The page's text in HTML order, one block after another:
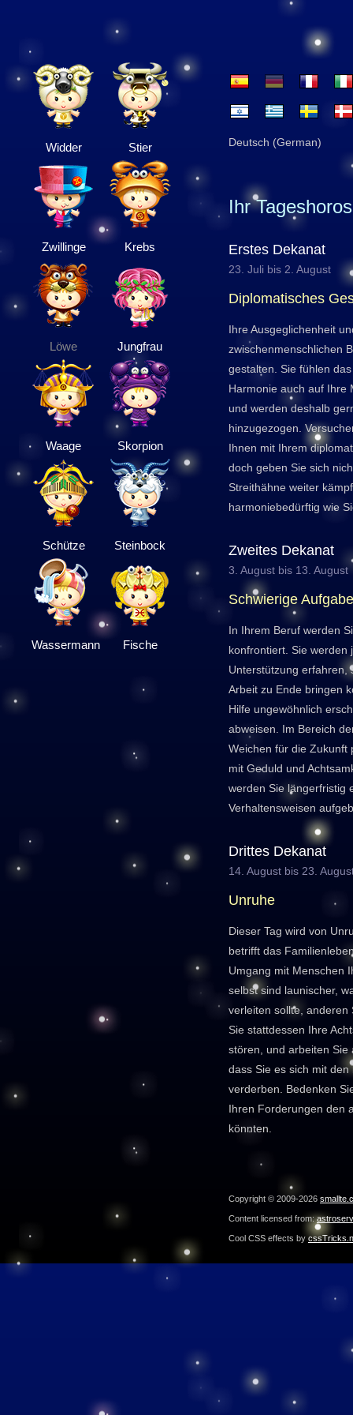
Widder Stier
Zwillinge Krebs
Löwe Jungfrau
Waage Skorpion
Schütze Steinbock
Wassermann Fische
Deutsch (German)
Ihr
Erstes Dekanat
23. Juli bis 2. August
Diplomatisches
Ihre Ausgeglichenheit
zwischenmenschlichen
gestalten. Sie fühlen
Harmonie auch auf Ihre
und werden deshalb
hinzugezogen.
Ihnen mit Ihrem
doch geben Sie sich
Streithähne weiter
harmoniebedürftig wie
Zweites Dekanat
3. August bis 13. August
Schwierige
In Ihrem Beruf werden
konfrontiert. Sie werden
Unterstützung erfahren,
Arbeit zu Ende bringen
Hilfe ungewöhnlich
abweisen. Im Bereich
Weichen für die Zukunft
mit Geduld und
werden Sie längerfristig
Verhaltensweisen
Drittes Dekanat
14. August bis 23.
Unruhe
Dieser Tag wird von
betrifft das
Umgang mit Menschen
selbst sind launischer,
verleiten sollte, anderen
Sie stattdessen Ihre
stören, und arbeiten
dass Sie es sich mit
verderben. Bedenken
Ihren Forderungen den
könnten.
Copyright © 2009-2026
Content licensed from:
Cool CSS effects by